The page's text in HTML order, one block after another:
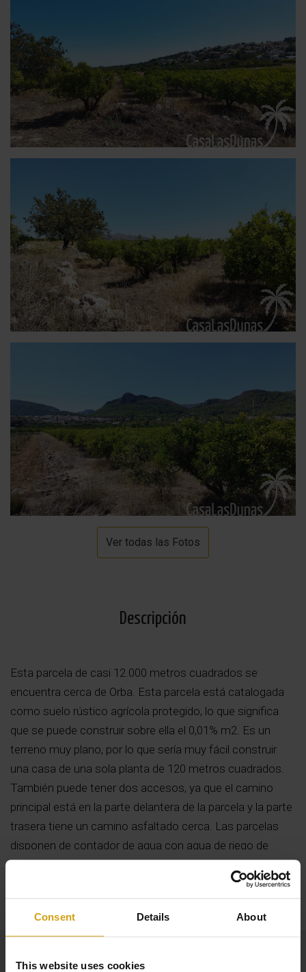
Consent Details About
This website uses cookies
Ver todas las Fotos
Descripción
Esta parcela de casi 12.000 metros cuadrados se
encuentra cerca de Orba. Esta parcela está catalogada
como suelo rústico agrícola protegido, lo que significa
que se puede construir sobre ella el 0,01% m2. Es un
terreno muy plano, por lo que sería muy fácil construir
una casa de una sola planta de 120 metros cuadrados.
También puede tener dos accesos, ya que el camino
principal está en la parte delantera de la parcela y la parte
trasera tiene un camino asfaltado cerca. Las parcelas
disponen de contador de agua con agua de riego de
Orba.